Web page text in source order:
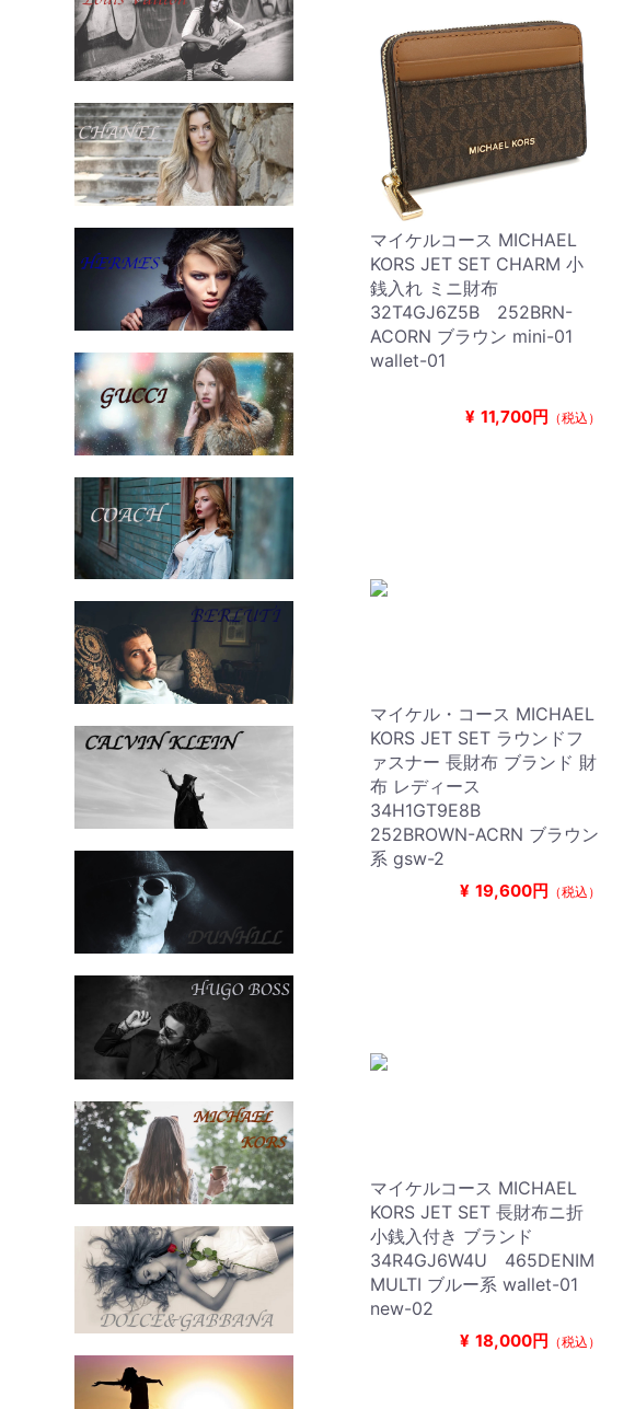
マイケルコース MICHAEL
KORS JET SET CHARM 小
銭入れ ミニ財布
32T4GJ6Z5B 252BRN-
ACORN ブラウン mini-01
wallet-01
¥ 11,700円 （税込）
マイケル・コース MICHAEL
KORS JET SET ラウンドフ
ァスナー 長財布 ブランド 財
布 レディース
34H1GT9E8B
252BROWN-ACRN ブラウン
系 gsw-2
¥ 19,600円 （税込）
マイケルコース MICHAEL
KORS JET SET 長財布ニ折
小銭入付き ブランド
34R4GJ6W4U 465DENIM
MULTI ブルー系 wallet-01
new-02
¥ 18,000円 （税込）